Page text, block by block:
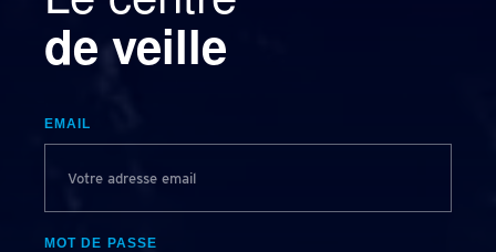
de veille
EMAIL
MOT DE PASSE